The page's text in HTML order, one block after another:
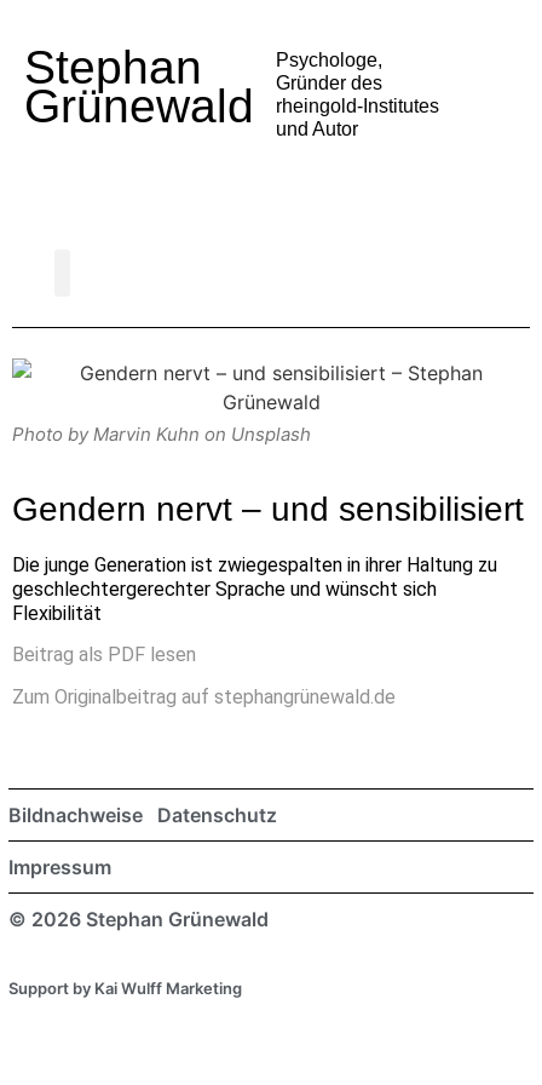
Stephan
Grünewald
Psychologe,
Gründer des
rheingold-Institutes
und Autor
Photo by Marvin Kuhn on Unsplash
Gendern nervt – und sensibilisiert
Die junge Generation ist zwiegespalten in ihrer Haltung zu
geschlechtergerechter Sprache und wünscht sich
Flexibilität
Beitrag als PDF lesen
Zum Originalbeitrag auf stephangrünewald.de
© 2026 Stephan Grünewald
Impressum
Bildnachweise Datenschutz
Support by Kai Wulff Marketing